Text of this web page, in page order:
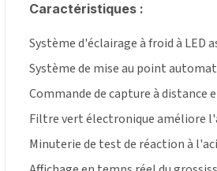
Caractéristiques :
Système d'éclairage à froid à LED
Système de mise au point
Commande de capture à
Filtre vert électronique améliore
Minuterie de test de réaction à